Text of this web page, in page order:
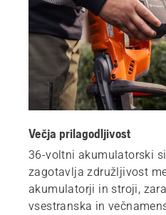
Večja prilagodljivost
36-voltni akumulatorski
zagotavlja združljivost
akumulatorji in stroji,
vsestranska in